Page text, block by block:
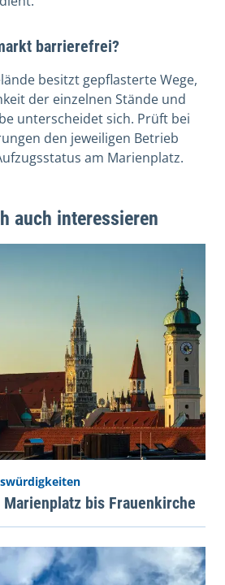
barrierefrei?
besitzt gepflasterte Wege,
der einzelnen Stände und
unterscheidet sich. Prüft bei
den jeweiligen Betrieb
am Marienplatz.
auch interessieren
bis Frauenkirche